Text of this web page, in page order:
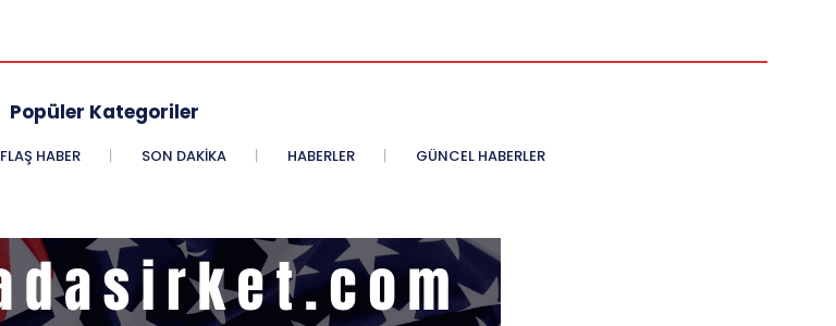
Popüler Kategoriler
FLAŞ HABER SON DAKIKA HABERLER GÜNCEL HABERLER